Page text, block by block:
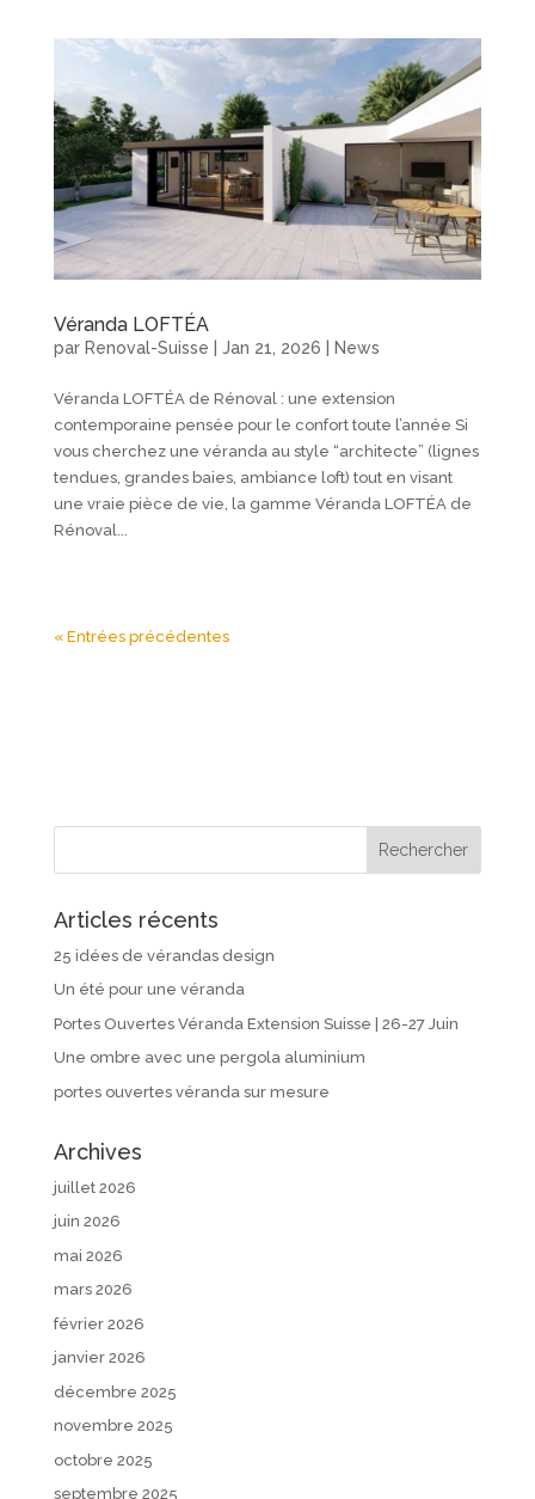
Véranda LOFTÉA
par Renoval-Suisse Jan 21, 2026 News
Véranda LOFTÉA de Rénoval : une extension
contemporaine pensée pour le confort toute l’année Si
vous cherchez une véranda au style “architecte” (lignes
tendues, grandes baies, ambiance loft) tout en visant
une vraie pièce de vie, la gamme Véranda LOFTÉA de
Rénoval...
« Entrées précédentes
Articles récents
25 idées de vérandas design
Un été pour une véranda
Portes Ouvertes Véranda Extension Suisse | 26-27 Juin
Une ombre avec une pergola aluminium
portes ouvertes véranda sur mesure
Archives
juillet 2026
juin 2026
mai 2026
mars 2026
février 2026
janvier 2026
décembre 2025
novembre 2025
octobre 2025
septembre 2025